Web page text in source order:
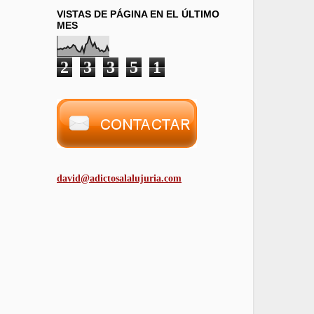
VISTAS DE PÁGINA EN EL ÚLTIMO
MES
2 3 3 5 1
david@adictosalalujuria.com